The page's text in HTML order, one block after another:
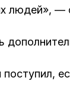
людей»,